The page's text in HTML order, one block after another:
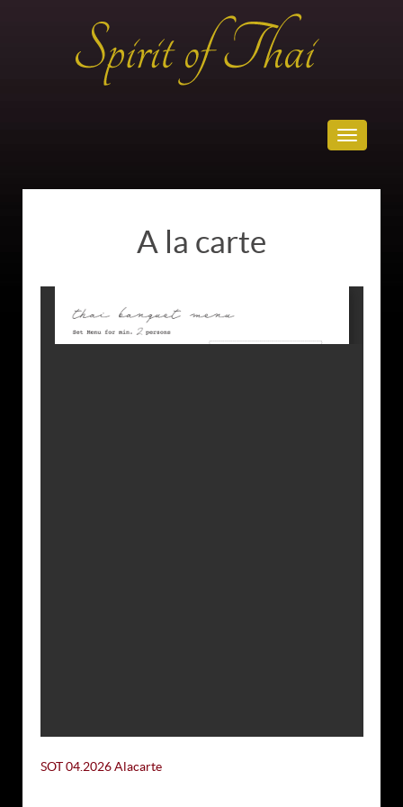
Toggle
A la carte
SOT 04.2026 Alacarte